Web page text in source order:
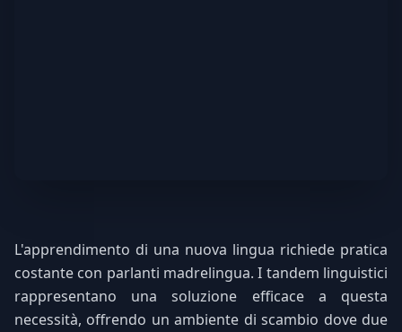
L'apprendimento di una nuova lingua richiede pratica
costante con parlanti madrelingua. I tandem linguistici
rappresentano una soluzione efficace a questa
necessità, offrendo un ambiente di scambio dove due